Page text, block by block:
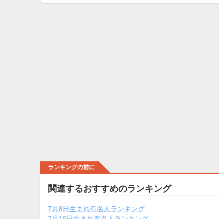
ランキングの前に
関連するおすすめのランキング
7月8日生まれ有名人ランキング